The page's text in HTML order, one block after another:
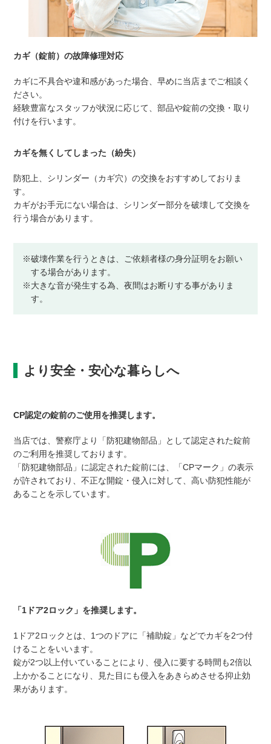
カギ（錠前）の故障修理対応
カギに不具合や違和感があった場合、早めに当店までご相談く
ださい。
経験豊富なスタッフが状況に応じて、部品や錠前の交換・取り
付けを行います。
カギを無くしてしまった（紛失）
防犯上、シリンダー（カギ穴）の交換をおすすめしておりま
す。
カギがお手元にない場合は、シリンダー部分を破壊して交換を
行う場合があります。
※破壊作業を行うときは、ご依頼者様の身分証明をお願い
する場合があります。
※大きな音が発生する為、夜間はお断りする事がありま
す。
より安全・安心な暮らしへ
CP認定の錠前のご使用を推奨します。
当店では、警察庁より「防犯建物部品」として認定された錠前
のご利用を推奨しております。
「防犯建物部品」に認定された錠前には、「CPマーク」の表示
が許されており、不正な開錠・侵入に対して、高い防犯性能が
あることを示しています。
「1ドア2ロック」を推奨します。
1ドア2ロックとは、1つのドアに「補助錠」などでカギを2つ付
けることをいいます。
錠が2つ以上付いていることにより、侵入に要する時間も2倍以
上かかることになり、見た目にも侵入をあきらめさせる抑止効
果があります。